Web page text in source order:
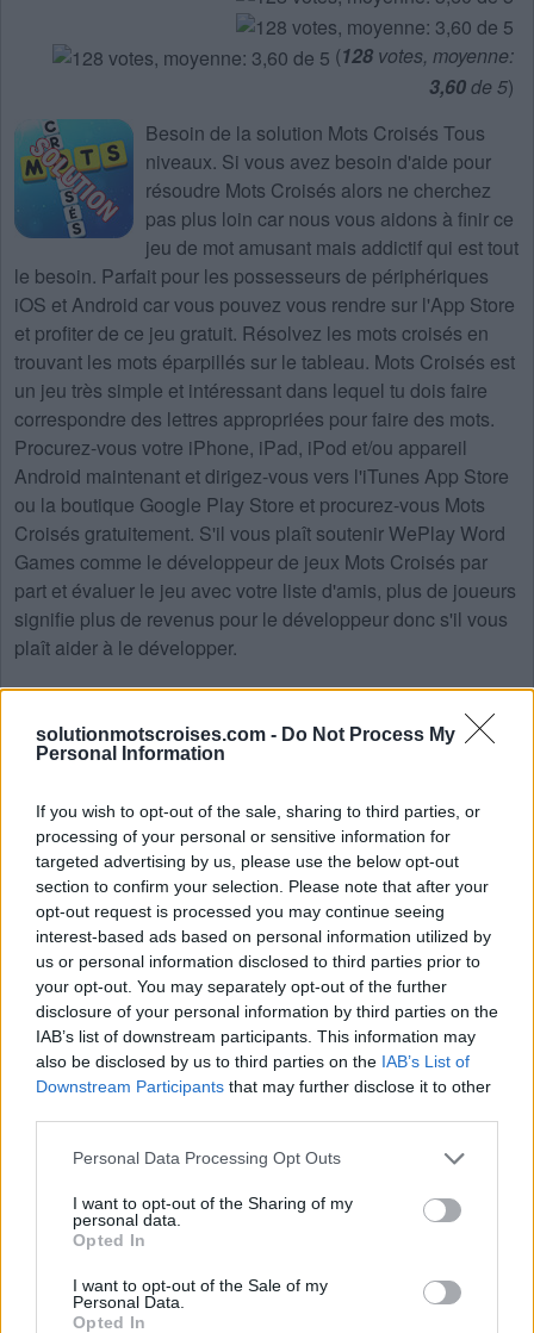
solutionmotscroises.com - Do Not Process My
Personal Information
If you wish to opt-out of the sale, sharing to third parties, or
processing of your personal or sensitive information for
targeted advertising by us, please use the below opt-out
section to confirm your selection. Please note that after your
opt-out request is processed you may continue seeing
interest-based ads based on personal information utilized by
us or personal information disclosed to third parties prior to
your opt-out. You may separately opt-out of the further
disclosure of your personal information by third parties on the
IAB’s list of downstream participants. This information may
also be disclosed by us to third parties on the IAB’s List of
Downstream Participants that may further disclose it to other
Personal Data Processing Opt Outs
I want to opt-out of the Sharing of my
personal data.
Opted In
I want to opt-out of the Sale of my
Personal Data.
Opted In
(128 votes, moyenne:
3,60de 5)
Besoin de la solution Mots Croisés Tous
niveaux. Si vous avez besoin d'aide pour
résoudre Mots Croisés alors ne cherchez
pas plus loin car nous vous aidons à finir ce
jeu de mot amusant mais addictif qui est tout
le besoin. Parfait pour les possesseurs de périphériques
iOS et Android car vous pouvez vous rendre sur l'App Store
et profiter de ce jeu gratuit. Résolvez les mots croisés en
trouvant les mots éparpillés sur le tableau. Mots Croisés est
un jeu très simple et intéressant dans lequel tu dois faire
correspondre des lettres appropriées pour faire des mots.
Procurez-vous votre iPhone, iPad, iPod et/ou appareil
Android maintenant et dirigez-vous vers l'iTunes App Store
ou la boutique Google Play Store et procurez-vous Mots
Croisés gratuitement. S'il vous plaît soutenir WePlay Word
Games comme le développeur de jeux Mots Croisés par
part et évaluer le jeu avec votre liste d'amis, plus de joueurs
signifie plus de revenus pour le développeur donc s'il vous
plaît aider à le développer.
Sponsored Links
Recherche par lettres. Entrez
toutes les lettres du puzzle:
Recherche